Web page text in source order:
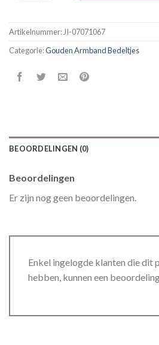
Artikelnummer: JI-07071067
Categorie:Gouden Armband Bedeltjes
BEOORDELINGEN (0)
Beoordelingen
Er zijn nog geen beoordelingen.
Enkel ingelogde klanten die dit
hebben, kunnen een